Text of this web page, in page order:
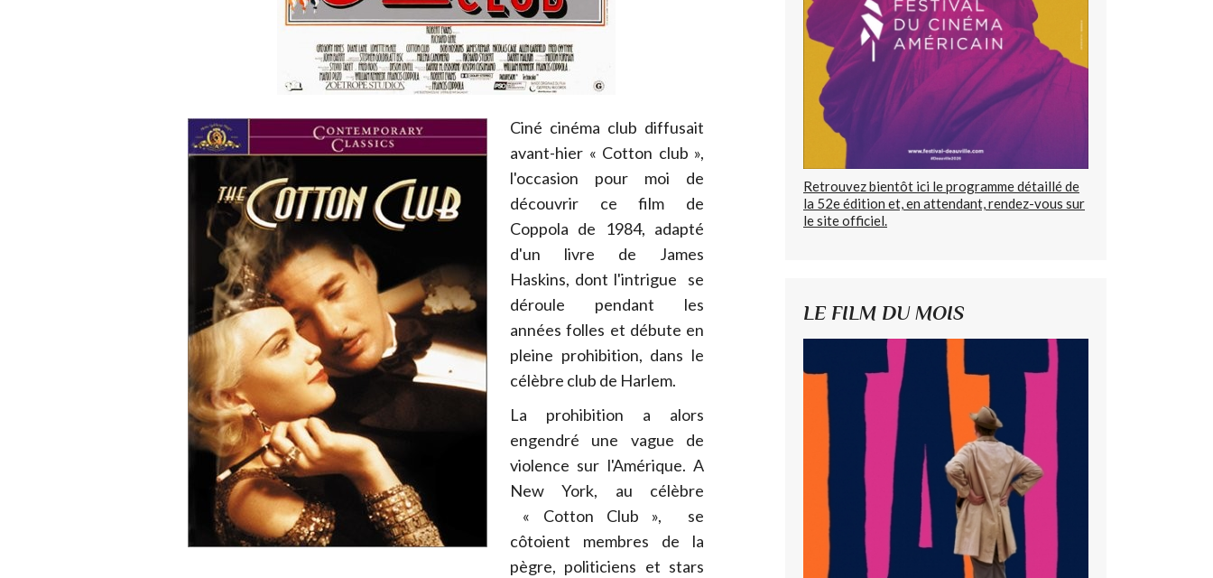
Ciné cinéma club diffusait
avant-hier « Cotton club »,
l'occasion pour moi de
découvrir ce film de
Coppola de 1984, adapté
d'un livre de James
Haskins, dont l'intrigue se
déroule pendant les
années folles et débute en
pleine prohibition, dans le
célèbre club de Harlem.
La prohibition a alors
engendré une vague de
violence sur l'Amérique. A
New York, au célèbre
« Cotton Club », se
côtoient membres de la
pègre, politiciens et stars
Retrouvez bientôt ici le programme détaillé de
la 52e édition et, en attendant, rendez-vous sur
le site officiel.
LE FILM DU MOIS